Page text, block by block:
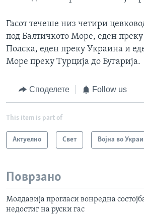
Гасот течеше низ четири
под Балтичкото Море, еден преку
Полска, еден преку Украина и
Море преку Турција до Бугарија.
Споделете Follow us
This item is part of
Актуелно Свет Војна во
Поврзано
Молдавија прогласи вонредна
недостиг на руски гас